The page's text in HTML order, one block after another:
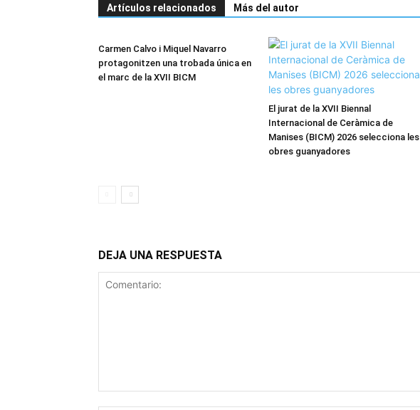
Artículos relacionados Más del autor
Carmen Calvo i Miquel Navarro
protagonitzen una trobada única en
el marc de la XVII BICM
El jurat de la XVII Biennal
Internacional de Ceràmica de
Manises (BICM) 2026 selecciona les
obres guanyadores
DEJA UNA RESPUESTA